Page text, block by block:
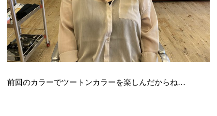
前回のカラーでツートンカラーを楽しんだからね…